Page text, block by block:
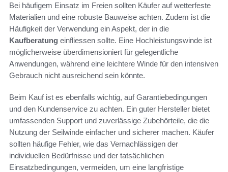
Bei häufigem Einsatz im Freien sollten Käufer auf wetterfeste
Materialien und eine robuste Bauweise achten. Zudem ist die
Häufigkeit der Verwendung ein Aspekt, der in die
Kaufberatung einfliessen sollte. Eine Hochleistungswinde ist
möglicherweise überdimensioniert für gelegentliche
Anwendungen, während eine leichtere Winde für den intensiven
Gebrauch nicht ausreichend sein könnte.
Beim Kauf ist es ebenfalls wichtig, auf Garantiebedingungen
und den Kundenservice zu achten. Ein guter Hersteller bietet
umfassenden Support und zuverlässige Zubehörteile, die die
Nutzung der Seilwinde einfacher und sicherer machen. Käufer
sollten häufige Fehler, wie das Vernachlässigen der
individuellen Bedürfnisse und der tatsächlichen
Einsatzbedingungen, vermeiden, um eine langfristige